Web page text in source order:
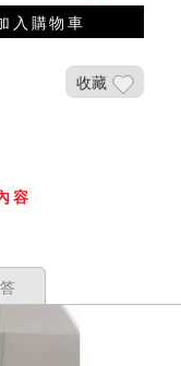
入購物車
收藏
容